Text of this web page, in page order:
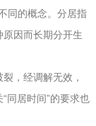
同的概念。分居指
因而长期分开生
，经调解无效，
同居时间”的要求也